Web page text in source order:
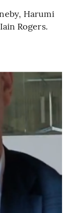
Harumi
Rogers.